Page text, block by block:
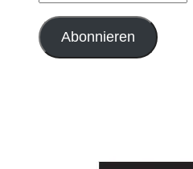
Mail-
Adresse
Abonnieren